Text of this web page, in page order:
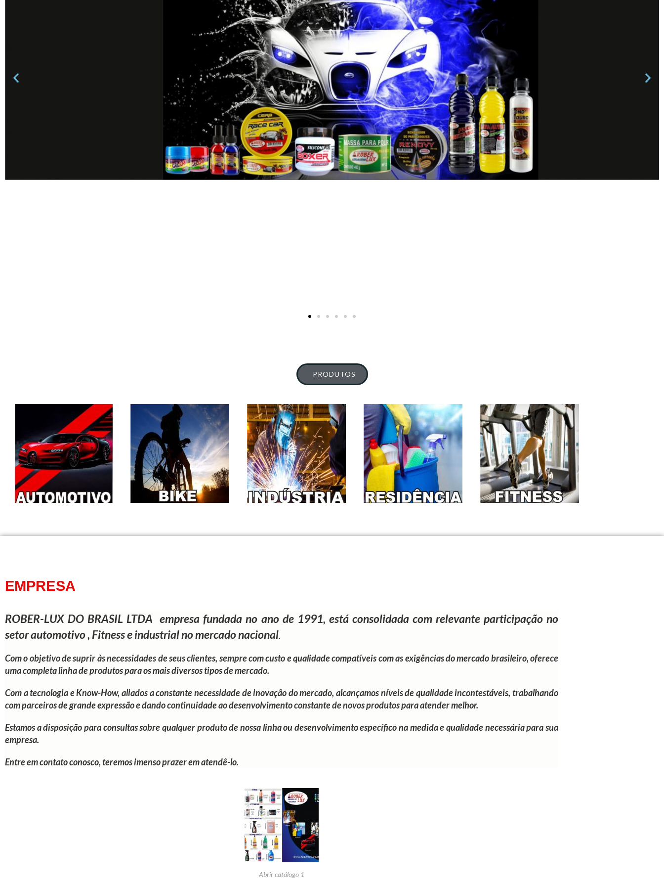
PRODUTOS
EMPRESA
ROBER-LUX DO BRASIL LTDA empresa fundada no ano de 1991, está consolidada com relevante participação no
setor automotivo , Fitness e industrial no mercado nacional.
Com o objetivo de suprir às necessidades de seus clientes, sempre com custo e qualidade compatíveis com as exigências do mercado brasileiro, oferece
uma completa linha de produtos para os mais diversos tipos de mercado.
Com a tecnologia e Know-How, aliados a constante necessidade de inovação do mercado, alcançamos níveis de qualidade incontestáveis, trabalhando
com parceiros de grande expressão e dando continuidade ao desenvolvimento constante de novos produtos para atender melhor.
Estamos a disposição para consultas sobre qualquer produto de nossa linha ou desenvolvimento específico na medida e qualidade necessária para sua
empresa.
Entre em contato conosco, teremos imenso prazer em atendê-lo.
Abrir catálogo 1